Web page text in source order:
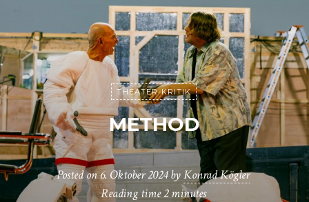
THEATER-KRITIK
METHOD
Posted on6. Oktober 2024 byKonrad Kögler
Reading time2 minutes